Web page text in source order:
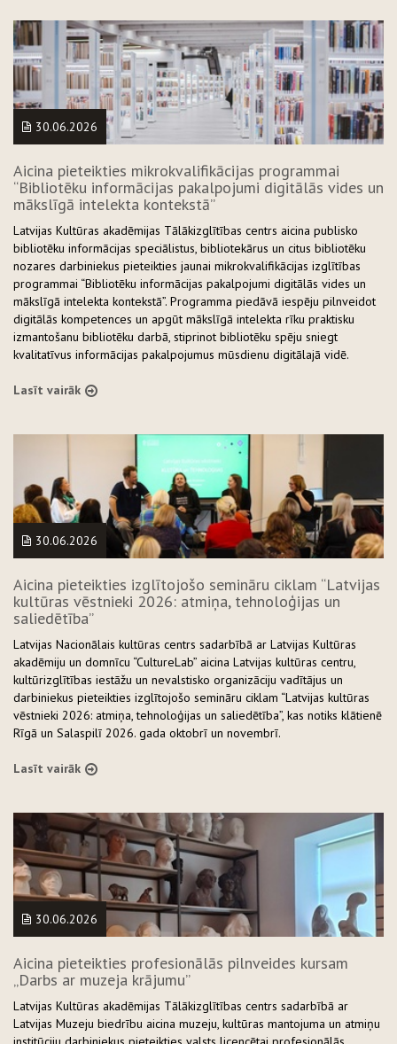
30.06.2026
Aicina pieteikties mikrokvalifikācijas programmai
“Bibliotēku informācijas pakalpojumi digitālās vides un
mākslīgā intelekta kontekstā”
Latvijas Kultūras akadēmijas Tālākizglītības centrs aicina publisko
bibliotēku informācijas speciālistus, bibliotekārus un citus bibliotēku
nozares darbiniekus pieteikties jaunai mikrokvalifikācijas izglītības
programmai “Bibliotēku informācijas pakalpojumi digitālās vides un
mākslīgā intelekta kontekstā”. Programma piedāvā iespēju pilnveidot
digitālās kompetences un apgūt mākslīgā intelekta rīku praktisku
izmantošanu bibliotēku darbā, stiprinot bibliotēku spēju sniegt
kvalitatīvus informācijas pakalpojumus mūsdienu digitālajā vidē.
Lasīt vairāk
30.06.2026
Aicina pieteikties izglītojošo semināru ciklam “Latvijas
kultūras vēstnieki 2026: atmiņa, tehnoloģijas un
saliedētība”
Latvijas Nacionālais kultūras centrs sadarbībā ar Latvijas Kultūras
akadēmiju un domnīcu “CultureLab” aicina Latvijas kultūras centru,
kultūrizglītības iestāžu un nevalstisko organizāciju vadītājus un
darbiniekus pieteikties izglītojošo semināru ciklam “Latvijas kultūras
vēstnieki 2026: atmiņa, tehnoloģijas un saliedētība”, kas notiks klātienē
Rīgā un Salaspilī 2026. gada oktobrī un novembrī.
Lasīt vairāk
30.06.2026
Aicina pieteikties profesionālās pilnveides kursam
„Darbs ar muzeja krājumu”
Latvijas Kultūras akadēmijas Tālākizglītības centrs sadarbībā ar
Latvijas Muzeju biedrību aicina muzeju, kultūras mantojuma un atmiņu